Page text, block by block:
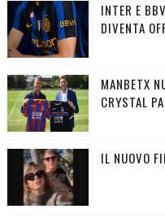
INTER E
DIVENTA
MANBETX
CRYSTAL
IL NUOVO